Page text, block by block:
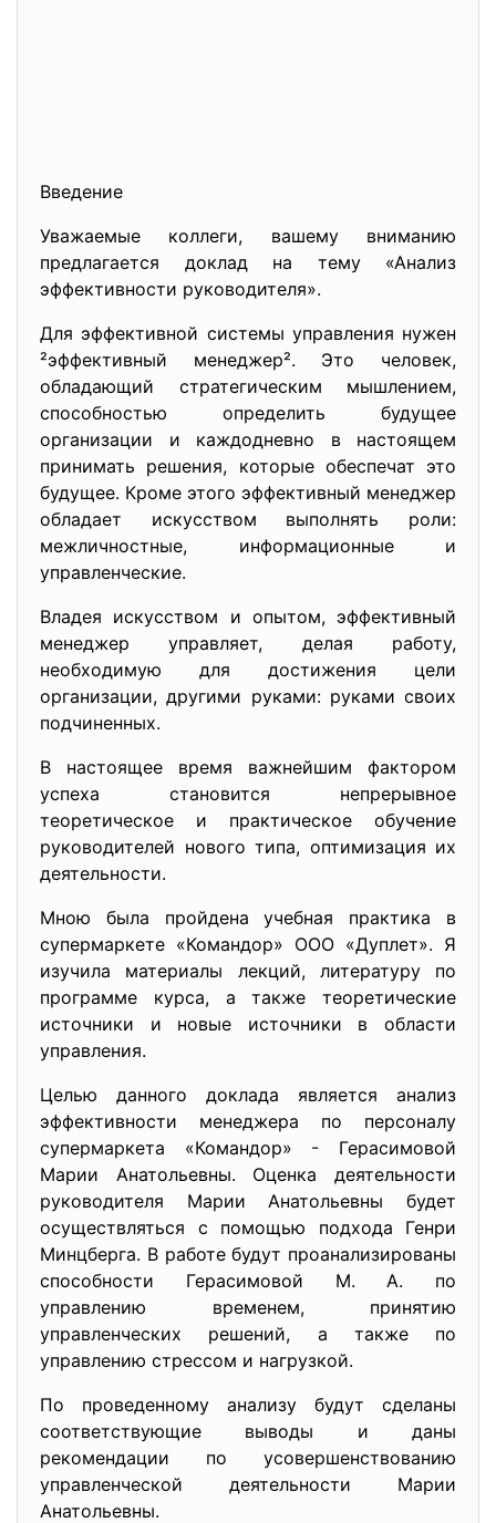
Введение
Уважаемые коллеги, вашему вниманию
предлагается доклад на тему «Анализ
эффективности руководителя».
Для эффективной системы управления нужен
²эффективный менеджер². Это человек,
обладающий стратегическим мышлением,
способностью определить будущее
организации и каждодневно в настоящем
принимать решения, которые обеспечат это
будущее. Кроме этого эффективный менеджер
обладает искусством выполнять роли:
межличностные, информационные и
управленческие.
Владея искусством и опытом, эффективный
менеджер управляет, делая работу,
необходимую для достижения цели
организации, другими руками: руками своих
подчиненных.
В настоящее время важнейшим фактором
успеха становится непрерывное
теоретическое и практическое обучение
руководителей нового типа, оптимизация их
деятельности.
Мною была пройдена учебная практика в
супермаркете «Командор» ООО «Дуплет». Я
изучила материалы лекций, литературу по
программе курса, а также теоретические
источники и новые источники в области
управления.
Целью данного доклада является анализ
эффективности менеджера по персоналу
супермаркета «Командор» - Герасимовой
Марии Анатольевны. Оценка деятельности
руководителя Марии Анатольевны будет
осуществляться с помощью подхода Генри
Минцберга. В работе будут проанализированы
способности Герасимовой М. А. по
управлению временем, принятию
управленческих решений, а также по
управлению стрессом и нагрузкой.
По проведенному анализу будут сделаны
соответствующие выводы и даны
рекомендации по усовершенствованию
управленческой деятельности Марии
Анатольевны.